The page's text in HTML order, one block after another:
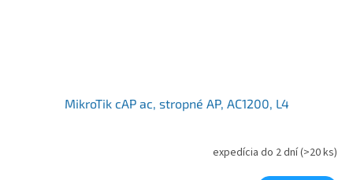
MikroTik cAP ac, stropné AP, AC1200, L4
expedícia do 2 dní(>20 ks)